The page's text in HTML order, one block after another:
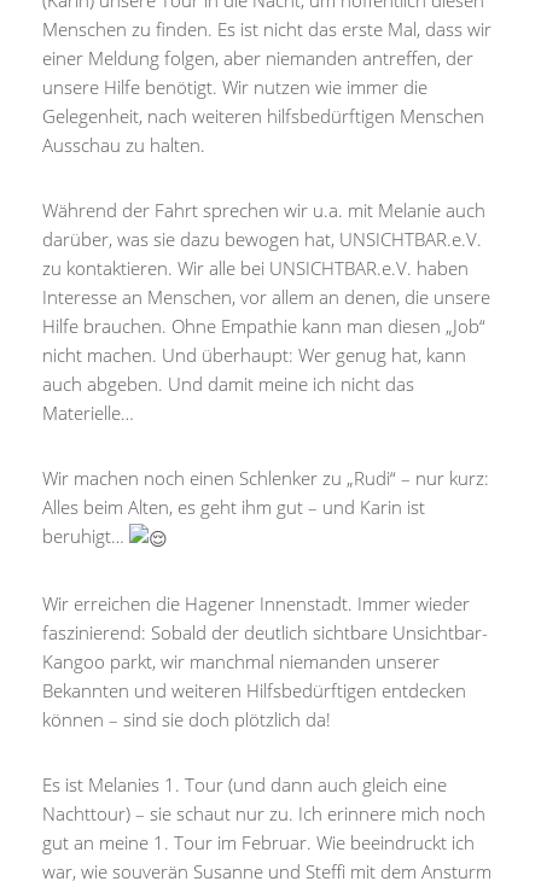
Menschen zu finden. Es ist nicht das erste Mal, dass wir
einer Meldung folgen, aber niemanden antreffen, der
unsere Hilfe benötigt. Wir nutzen wie immer die
Gelegenheit, nach weiteren hilfsbedürftigen Menschen
Ausschau zu halten.
Während der Fahrt sprechen wir u.a. mit Melanie auch
darüber, was sie dazu bewogen hat, UNSICHTBAR.e.V.
zu kontaktieren. Wir alle bei UNSICHTBAR.e.V. haben
Interesse an Menschen, vor allem an denen, die unsere
Hilfe brauchen. Ohne Empathie kann man diesen „Job“
nicht machen. Und überhaupt: Wer genug hat, kann
auch abgeben. Und damit meine ich nicht das
Materielle…
Wir machen noch einen Schlenker zu „Rudi“ – nur kurz:
Alles beim Alten, es geht ihm gut – und Karin ist
beruhigt…
Wir erreichen die Hagener Innenstadt. Immer wieder
faszinierend: Sobald der deutlich sichtbare Unsichtbar-
Kangoo parkt, wir manchmal niemanden unserer
Bekannten und weiteren Hilfsbedürftigen entdecken
können – sind sie doch plötzlich da!
Es ist Melanies 1. Tour (und dann auch gleich eine
Nachttour) – sie schaut nur zu. Ich erinnere mich noch
gut an meine 1. Tour im Februar. Wie beeindruckt ich
war, wie souverän Susanne und Steffi mit dem Ansturm